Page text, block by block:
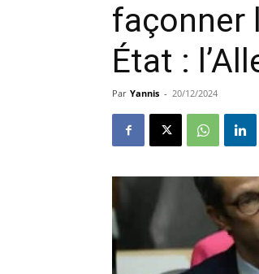
façonner
État :
Par Yannis - 20/12/2024